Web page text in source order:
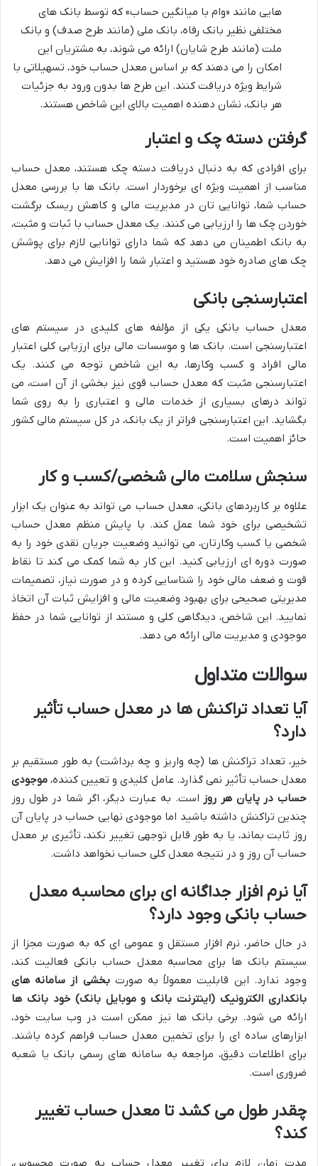
هایی مانند «وام با میانگین حساب» که توسط بانک های
مختلفی نظیر بانک رفاه، بانک ملی (مانند طرح صدف) و بانک
ملت (مانند طرح شایان) ارائه می شوند، به مشتریان این
امکان را می دهند که بر اساس معدل حساب خود، تسهیلاتی با
شرایط ویژه دریافت کنند. این طرح ها بدون ورود به جزئیات
هر بانک، نشان دهنده اهمیت بالای این شاخص هستند.
گرفتن دسته چک و اعتبار
برای افرادی که به دنبال دریافت دسته چک هستند، معدل حساب
مناسب از اهمیت ویژه ای برخوردار است. بانک ها با بررسی معدل
حساب شما، توانایی تان در مدیریت مالی و کاهش ریسک برگشت
خوردن چک ها را ارزیابی می کنند. یک معدل حساب با ثبات و مثبت،
به بانک اطمینان می دهد که شما دارای توانایی لازم برای پوشش
چک های صادره خود هستید و اعتبار شما را افزایش می دهد.
اعتبارسنجی بانکی
معدل حساب بانکی یکی از مؤلفه های کلیدی در سیستم های
اعتبارسنجی است. بانک ها و موسسات مالی برای ارزیابی کلی اعتبار
مالی افراد و کسب وکارها، به این شاخص توجه می کنند. یک
اعتبارسنجی مثبت که معدل حساب قوی نیز بخشی از آن است، می
تواند درهای بسیاری از خدمات مالی و اعتباری را به روی شما
بگشاید. این اعتبارسنجی فراتر از یک بانک، در کل سیستم مالی کشور
حائز اهمیت است.
سنجش سلامت مالی شخصی/کسب و کار
علاوه بر کاربردهای بانکی، معدل حساب می تواند به عنوان یک ابزار
تشخیصی برای خود شما عمل کند. با پایش منظم معدل حساب
شخصی یا کسب وکارتان، می توانید وضعیت جریان نقدی خود را به
صورت دوره ای ارزیابی کنید. این کار به شما کمک می کند تا نقاط
قوت و ضعف مالی خود را شناسایی کرده و در صورت نیاز، تصمیمات
مدیریتی صحیحی برای بهبود وضعیت مالی و افزایش ثبات آن اتخاذ
نمایید. این شاخص، دیدگاهی کلی و مستند از توانایی شما در حفظ
موجودی و مدیریت مالی ارائه می دهد.
سوالات متداول
آیا تعداد تراکنش ها در معدل حساب تأثیر
دارد؟
خیر، تعداد تراکنش ها (چه واریز و چه برداشت) به طور مستقیم بر
معدل حساب تأثیر نمی گذارد. عامل کلیدی و تعیین کننده، موجودی
حساب در پایان هر روز است. به عبارت دیگر، اگر شما در طول روز
چندین تراکنش داشته باشید اما موجودی نهایی حساب در پایان آن
روز ثابت بماند، یا به طور قابل توجهی تغییر نکند، تأثیری بر معدل
حساب آن روز و در نتیجه معدل کلی حساب نخواهد داشت.
آیا نرم افزار جداگانه ای برای محاسبه معدل
حساب بانکی وجود دارد؟
در حال حاضر، نرم افزار مستقل و عمومی ای که به صورت مجزا از
سیستم بانک ها برای محاسبه معدل حساب بانکی فعالیت کند،
وجود ندارد. این قابلیت معمولاً به صورتبخشی از سامانه های
بانکداری الکترونیک (اینترنت بانک و موبایل بانک) خود بانک ها
ارائه می شود. برخی بانک ها نیز ممکن است در وب سایت خود،
ابزارهای ساده ای را برای تخمین معدل حساب فراهم کرده باشند.
برای اطلاعات دقیق، مراجعه به سامانه های رسمی بانک یا شعبه
ضروری است.
چقدر طول می کشد تا معدل حساب تغییر
کند؟
مدت زمان لازم برای تغییر معدل حساب به صورت محسوس،